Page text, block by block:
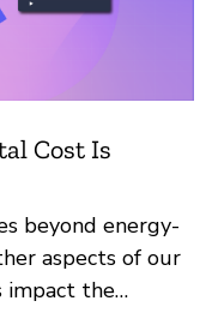
Cost Is
beyond energy-
aspects of our
impact the